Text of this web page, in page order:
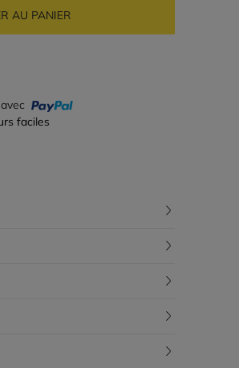
AU PANIER
faciles